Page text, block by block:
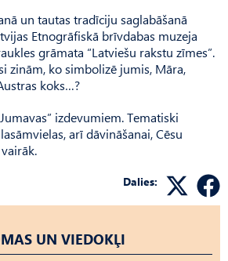
un tautas tradīciju saglabāšanā
Etnogrāfiskā brīvdabas muzeja
grāmata “Latviešu rakstu zīmes”.
zinām, ko simbolizē jumis, Māra,
koks…?
izdevumiem. Tematiski
arī dāvināšanai, Cēsu
Dalies:
UN VIEDOKĻI